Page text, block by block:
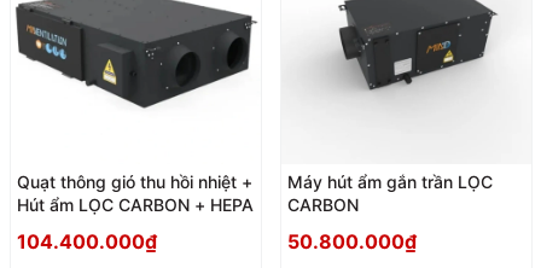
Quạt thông gió thu hồi nhiệt +
Hút ẩm LỌC CARBON + HEPA
104.400.000₫
Máy hút ẩm gắn trần LỌC
CARBON
50.800.000₫